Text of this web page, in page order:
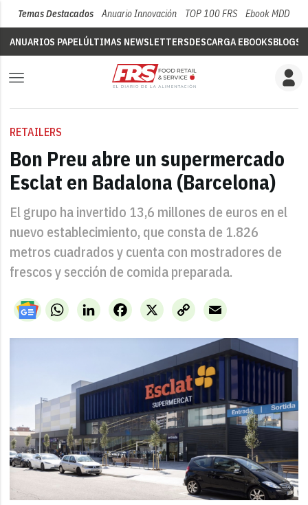
Temas Destacados Anuario Innovación TOP 100 FRS Ebook MDD
ANUARIOS PAPELÚLTIMAS NEWSLETTERSDESCARGA EBOOKSBLOGS
RETAILERS
Bon Preu abre un supermercado
Esclat en Badalona (Barcelona)
El grupo ha invertido 13,6 millones de euros en el
nuevo establecimiento, que consta de 1.826
metros cuadrados y cuenta con mostradores de
frescos y sección de comida preparada.
WhatsAppLinkedIn X
Facebook
Copy
Link
Email